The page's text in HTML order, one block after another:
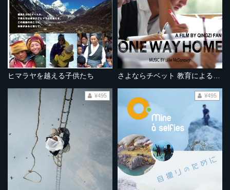
ヒマラヤを越える子供たち
¥495 ¥495